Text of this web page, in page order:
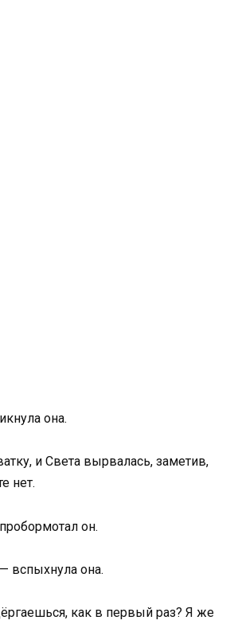
она.
и Света вырвалась, заметив,
нет.
он.
вспыхнула она.
как в первый раз? Я же